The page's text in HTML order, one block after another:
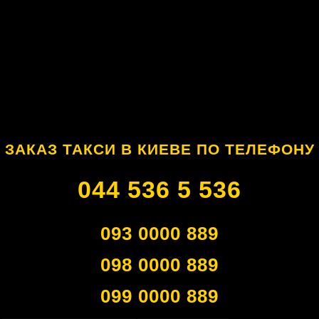
ЗАКАЗ ТАКСИ В КИЕВЕ ПО ТЕЛЕФОНУ
044 536 5 536
093 0000 889
098 0000 889
099 0000 889